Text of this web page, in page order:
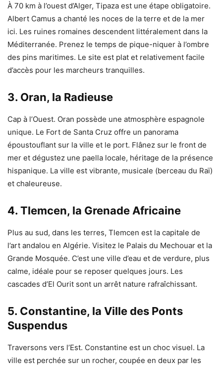
À 70 km à l’ouest d’Alger, Tipaza est une étape obligatoire.
Albert Camus a chanté les noces de la terre et de la mer
ici. Les ruines romaines descendent littéralement dans la
Méditerranée. Prenez le temps de pique-niquer à l’ombre
des pins maritimes. Le site est plat et relativement facile
d’accès pour les marcheurs tranquilles.
3. Oran, la Radieuse
Cap à l’Ouest. Oran possède une atmosphère espagnole
unique. Le Fort de Santa Cruz offre un panorama
époustouflant sur la ville et le port. Flânez sur le front de
mer et dégustez une paella locale, héritage de la présence
hispanique. La ville est vibrante, musicale (berceau du Raï)
et chaleureuse.
4. Tlemcen, la Grenade Africaine
Plus au sud, dans les terres, Tlemcen est la capitale de
l’art andalou en Algérie. Visitez le Palais du Mechouar et la
Grande Mosquée. C’est une ville d’eau et de verdure, plus
calme, idéale pour se reposer quelques jours. Les
cascades d’El Ourit sont un arrêt nature rafraîchissant.
5. Constantine, la Ville des Ponts
Suspendus
Traversons vers l’Est. Constantine est un choc visuel. La
ville est perchée sur un rocher, coupée en deux par les